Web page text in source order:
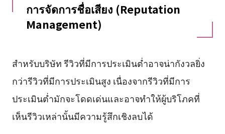
การจัดการชื่อเสียง (Reputation
Management)
สำหรับบริษัท รีวิวที่มีการประเมินต่ำอาจน่ากังวลยิ่ง
กว่ารีวิวที่มีการประเมินสูง เนื่องจากรีวิวที่มีการ
ประเมินต่ำมักจะโดดเด่นและอาจทำให้ผู้บริโภคที่
เห็นรีวิวเหล่านั้นมีความรู้สึกเชิงลบได้